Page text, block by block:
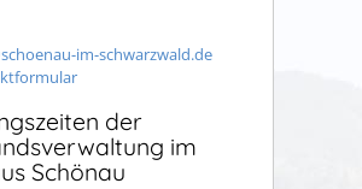
im-schwarzwald.de
der
im
Schönau